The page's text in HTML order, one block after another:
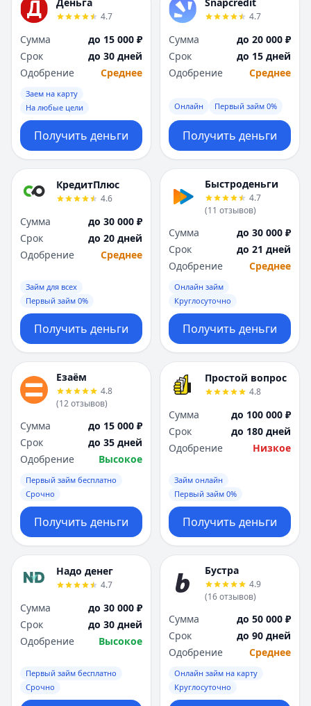
4.7
Сумма
до 15 000 ₽
Срок
до 30 дней
Одобрение
Среднее
Заем на карту
На любые цели
Получить деньги
4.7
Сумма
до 20 000 ₽
Срок
до 15 дней
Одобрение
Среднее
Онлайн Первый займ 0%
Получить деньги
КредитПлюс
4.6
Сумма
до 30 000 ₽
Срок
до 20 дней
Одобрение
Среднее
Займ для всех
Первый займ 0%
Получить деньги
Быстроденьги
4.7
(11 отзывов)
Сумма
до 30 000 ₽
Срок
до 21 дней
Одобрение
Среднее
Онлайн займ
Круглосуточно
Получить деньги
Езаём
4.8
(12отзывов)
Сумма
до 15 000 ₽
Срок
до 35 дней
Одобрение
Высокое
Первый займ бесплатно
Срочно
Получить деньги
Простой вопрос
4.8
Сумма
до 100 000 ₽
Срок
до 180 дней
Одобрение
Низкое
Займ онлайн
Первый займ 0%
Получить деньги
Надо денег
4.7
Сумма
до 30 000 ₽
Срок
до 30 дней
Одобрение
Высокое
Первый займ бесплатно
Срочно
Бустра
4.9
(16отзывов)
Сумма
до 50 000 ₽
Срок
до 90 дней
Одобрение
Среднее
Онлайн займ на карту
Круглосуточно